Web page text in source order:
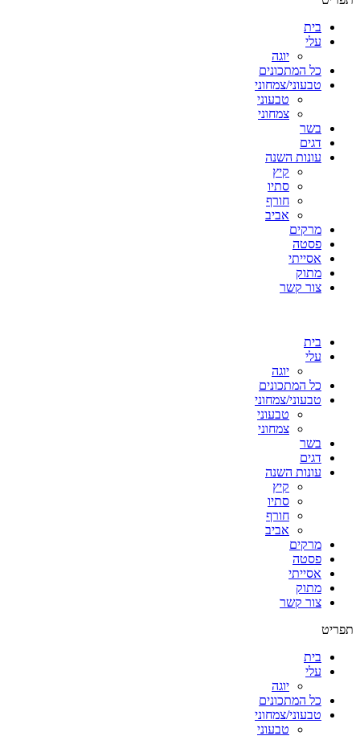
בית
עלי
יוגה
כל המתכונים
טבעוני/צמחוני
טבעוני
צמחוני
בשר
דגים
עונות השנה
קיץ
סתיו
חורף
אביב
מרקים
פסטה
אסייתי
מתוק
צור קשר
בית
עלי
יוגה
כל המתכונים
טבעוני/צמחוני
טבעוני
צמחוני
בשר
דגים
עונות השנה
קיץ
סתיו
חורף
אביב
מרקים
פסטה
אסייתי
מתוק
צור קשר
תפריט
בית
עלי
יוגה
כל המתכונים
טבעוני/צמחוני
טבעוני